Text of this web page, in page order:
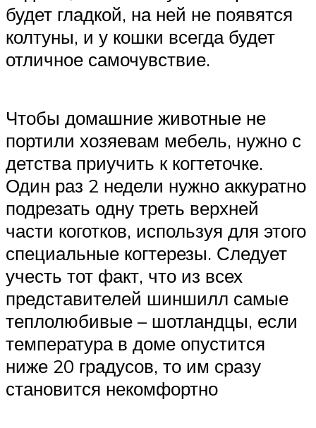
будет гладкой, на ней не появятся
колтуны, и у кошки всегда будет
отличное самочувствие.
Чтобы домашние животные не
портили хозяевам мебель, нужно с
детства приучить к когтеточке.
Один раз 2 недели нужно аккуратно
подрезать одну треть верхней
части коготков, используя для этого
специальные когтерезы. Следует
учесть тот факт, что из всех
представителей шиншилл самые
теплолюбивые – шотландцы, если
температура в доме опустится
ниже 20 градусов, то им сразу
становится некомфортно